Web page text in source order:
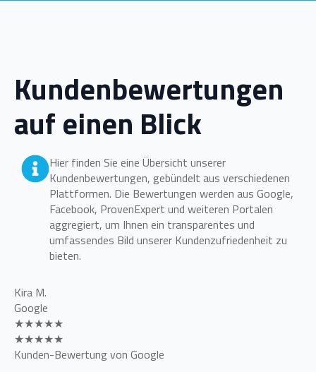
Kundenbewertungen
auf einen Blick
Hier finden Sie eine Übersicht unserer
Kundenbewertungen, gebündelt aus verschiedenen
Plattformen. Die Bewertungen werden aus Google,
Facebook, ProvenExpert und weiteren Portalen
aggregiert, um Ihnen ein transparentes und
umfassendes Bild unserer Kundenzufriedenheit zu
bieten.
Kira M.
Google
★★★★★
★★★★★
Kunden-Bewertung von Google